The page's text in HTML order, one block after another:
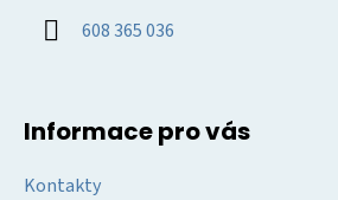
608 365 036
Informace pro vás
Kontakty